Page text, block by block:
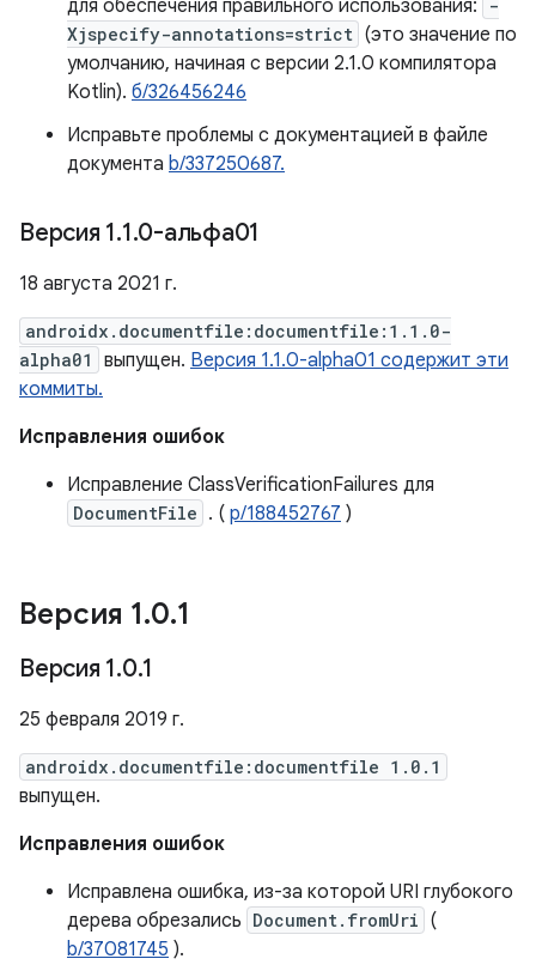
для обеспечения правильного использования:
-
Xjspecify-annotations=strict (это значение по
умолчанию, начиная с версии 2.1.0 компилятора
Kotlin). б/326456246
Исправьте проблемы с документацией в файле
документа b/337250687.
Версия 1.1.0-альфа01
18 августа 2021 г.
androidx.documentfile:documentfile:1.1.0-
alpha01
выпущен. Версия 1.1.0-alpha01 содержит эти
коммиты.
Исправления ошибок
Исправление ClassVerificationFailures для
DocumentFile . ( р/188452767 )
Версия 1.0.1
Версия 1.0.1
25 февраля 2019 г.
androidx.documentfile:documentfile 1.0.1
выпущен.
Исправления ошибок
Исправлена ​​ошибка, из-за которой URI глубокого
дерева обрезались Document.fromUri (
b/37081745 ).